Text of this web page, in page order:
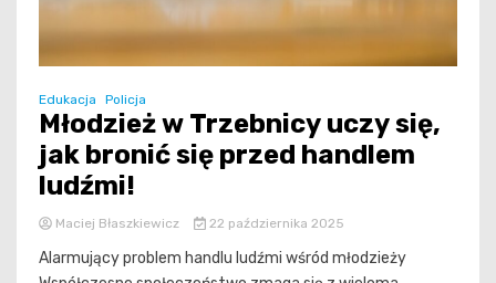
Edukacja Policja
Młodzież w Trzebnicy uczy się,
jak bronić się przed handlem
ludźmi!
Maciej Błaszkiewicz 22 października 2025
Alarmujący problem handlu ludźmi wśród młodzieży